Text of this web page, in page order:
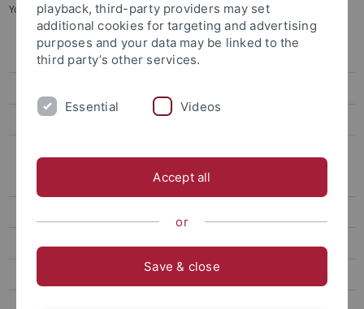
You are here: Startseite ... Zieke, Lars, Dr. phil.
Ehemalige ProfessorInnen
Ehemalige Lehrbeauftragte
playback, third-party providers may set
additional cookies for targeting and advertising
purposes and your data may be linked to the
third party’s other services.
Essential Videos
Accept all
or
Save & close